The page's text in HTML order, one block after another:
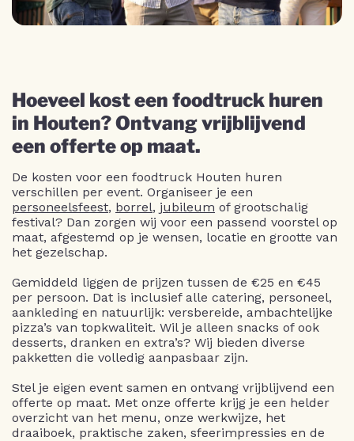
Hoeveel kost een foodtruck huren
in Houten? Ontvang vrijblijvend
een offerte op maat.
De kosten voor een foodtruck Houten huren
verschillen per event. Organiseer je een
personeelsfeest, borrel, jubileum of grootschalig
festival? Dan zorgen wij voor een passend voorstel op
maat, afgestemd op je wensen, locatie en grootte van
het gezelschap.
Gemiddeld liggen de prijzen tussen de €25 en €45
per persoon. Dat is inclusief alle catering, personeel,
aankleding en natuurlijk: versbereide, ambachtelijke
pizza’s van topkwaliteit. Wil je alleen snacks of ook
desserts, dranken en extra’s? Wij bieden diverse
pakketten die volledig aanpasbaar zijn.
Stel je eigen event samen en ontvang vrijblijvend een
offerte op maat. Met onze offerte krijg je een helder
overzicht van het menu, onze werkwijze, het
draaiboek, praktische zaken, sfeerimpressies en de